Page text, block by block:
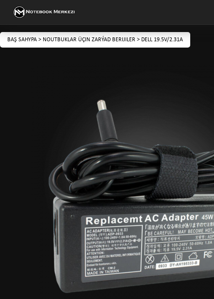
BAŞ SAHYPA > NOUTBUKLAR ÜÇIN ZARÝAD BERIJILER > DELL 19.5V/2.31A